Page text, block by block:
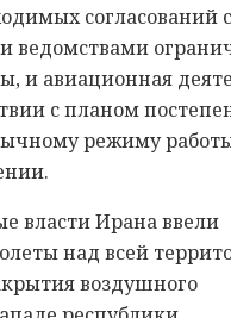
согласований с
ведомствами
и авиационная
с планом
режиму
власти Ирана ввели
над всей
воздушного